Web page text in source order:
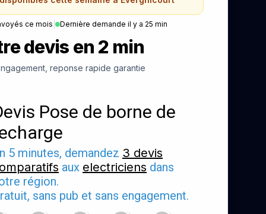
ce mois Dernière demande il y a 25 min
devis en 2 min
reponse rapide garantie
Pose de borne de
5 minutes, demandez 3 devis
aux electriciens dans
région.
sans pub et sans engagement.